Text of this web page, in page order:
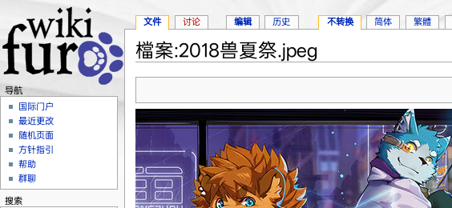
檔案:2018兽夏祭.jpeg
文件 讨论 编辑 历史 不转换 简体 繁體
导航
国际门户
最近更改
随机页面
方针指引
帮助
群聊
搜索